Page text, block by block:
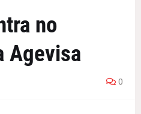
no
Agevisa
0